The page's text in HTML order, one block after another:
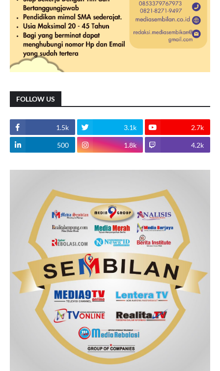
FOLLOW US
1.5k 3.1k 2.7k
500 1.8k 4.2k